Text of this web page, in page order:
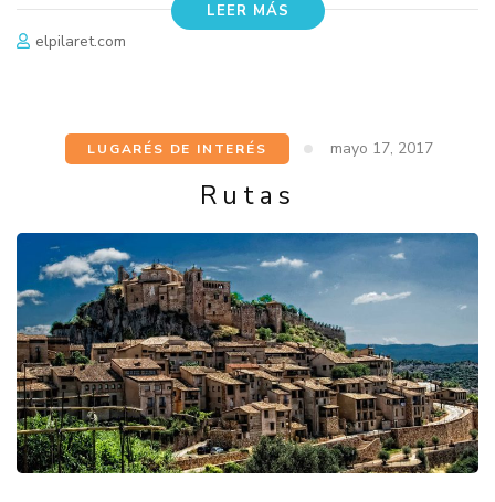
LEER MÁS
elpilaret.com
LUGARÉS DE INTERÉS mayo 17, 2017
Rutas